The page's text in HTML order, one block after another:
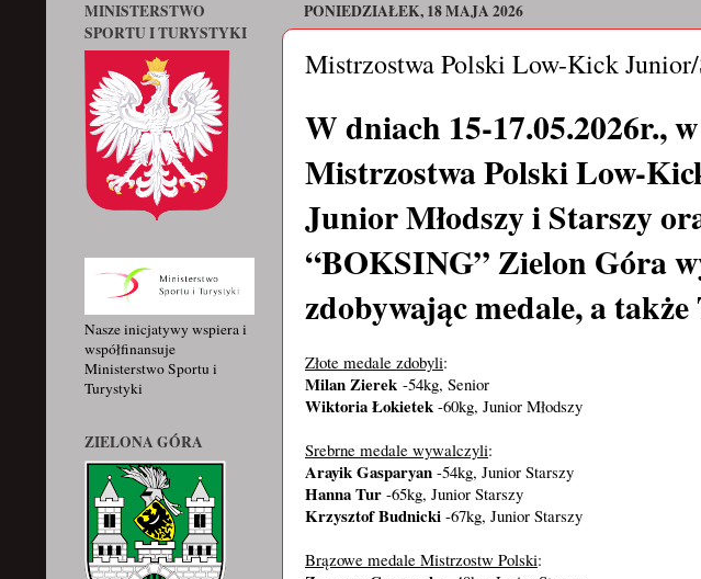
PONIEDZIAŁEK, 18 MAJA 2026
Mistrzostwa Polski Low-Kick
W dniach 15-17.05.2026r.,
Mistrzostwa Polski Low-
Junior Młodszy i Starszy
“BOKSING” Zielon Góra
zdobywając medale, a
Złote medale zdobyli:
Milan Zierek -54kg, Senior
Wiktoria Łokietek -60kg, Junior Młodszy
Srebrne medale wywalczyli:
Arayik Gasparyan -54kg, Junior Starszy
Hanna Tur -65kg, Junior Starszy
Krzysztof Budnicki -67kg, Junior Starszy
Brązowe medale Mistrzostw Polski:
MINISTERSTWO
SPORTU I TURYSTYKI
Nasze inicjatywy wspiera i
współfinansuje
Ministerstwo Sportu i
Turystyki
ZIELONA GÓRA